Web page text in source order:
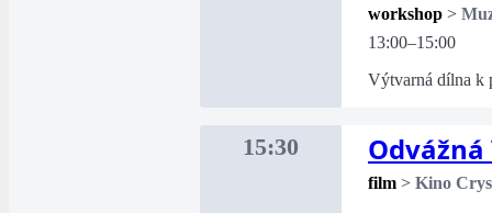
workshop >
13:00–15:00
Výtvarná dílna k
15:30
film > Kino